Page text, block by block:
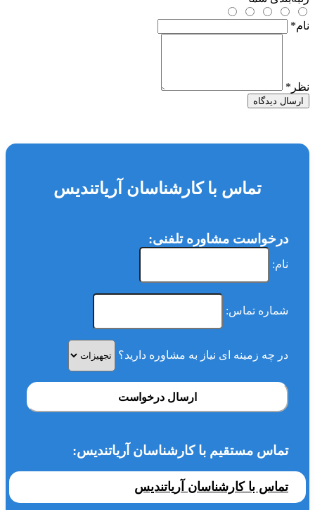
نام*
نظر *
ارسال دیدگاه
تماس با کارشناسان آریاتندیس
درخواست مشاوره تلفنی:
نام:
شماره تماس:
در چه زمینه ای نیاز به مشاوره دارید؟
ارسال درخواست
تماس مستقیم با کارشناسان آریاتندیس:
تماس با کارشناسان آریاتندیس